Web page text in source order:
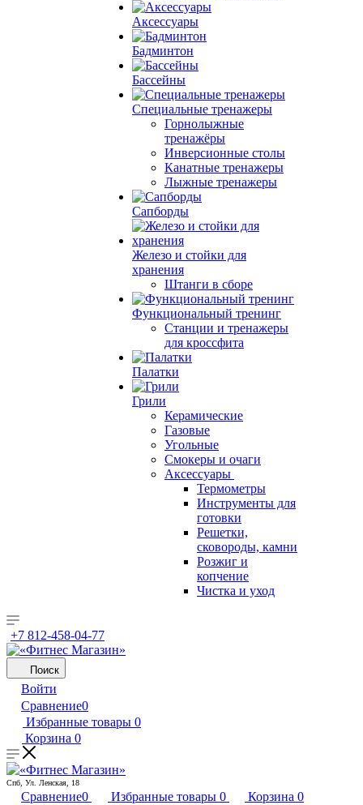
Аксессуары
Бадминтон
Бассейны
Специальные тренажеры
Горнолыжные
тренажёры
Инверсионные столы
Канатные тренажеры
Лыжные тренажеры
Сапборды
Железо и стойки для
хранения
Штанги в сборе
Функциональный тренинг
Станции и тренажеры
для кроссфита
Палатки
Грили
Керамические
Газовые
Угольные
Смокеры и очаги
Аксессуары
Термометры
Инструменты для
готовки
Решетки,
сковороды, камни
Розжиг и
копчение
Чистка и уход
+7 812-458-04-77
Поиск
Войти
Сравнение0
Избранные товары 0
Корзина 0
Спб, Ул. Ленская, 18
Сравнение0 Избранные товары 0 Корзина 0